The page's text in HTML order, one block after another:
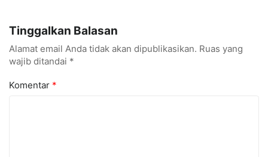
Tinggalkan Balasan
Alamat email Anda tidak akan dipublikasikan. Ruas yang
wajib ditandai *
Komentar *